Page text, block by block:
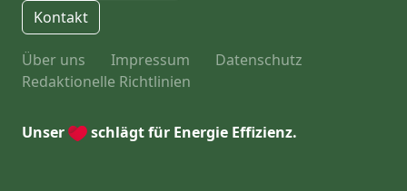
Kontakt
Über uns Impressum
Datenschutz
Redaktionelle Richtlinien
Unser schlägt für Energie Effizienz.